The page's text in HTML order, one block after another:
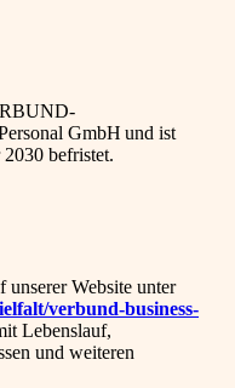
GmbH und ist
2030 befristet.
Website unter
verbund-business-
Lebenslauf,
und weiteren